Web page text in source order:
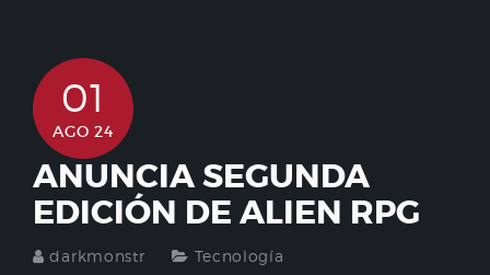
01
AGO 24
ANUNCIA SEGUNDA
EDICIÓN DE ALIEN RPG
darkmonstr Tecnología